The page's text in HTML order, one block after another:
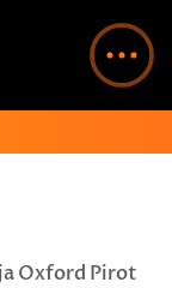
Oxford Pirot